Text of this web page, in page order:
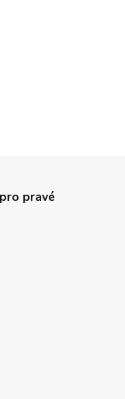
pravé